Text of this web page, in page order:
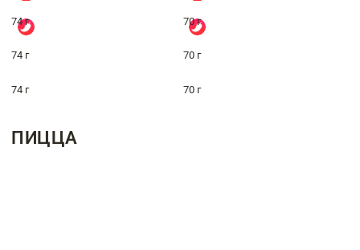
74 г 70 г
74 г 70 г
74 г 70 г
ПИЦЦА